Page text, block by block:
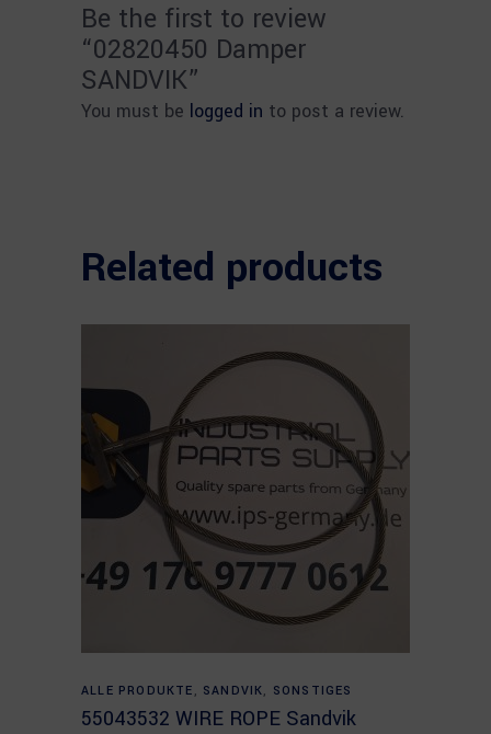
Be the first to review
“02820450 Damper
SANDVIK”
You must be logged in to post a review.
Related products
Read more
ALLE PRODUKTE , SANDVIK, SONSTIGES
55043532 WIRE ROPE Sandvik